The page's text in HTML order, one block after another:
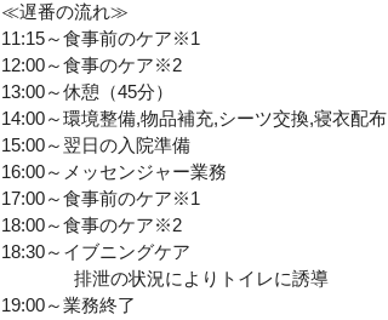
≪遅番の流れ≫
11:15～食事前のケア※1
12:00～食事のケア※2
13:00～休憩（45分）
14:00～環境整備,物品補充,シーツ交換,寝衣配布
15:00～翌日の入院準備
16:00～メッセンジャー業務
17:00～食事前のケア※1
18:00～食事のケア※2
18:30～イブニングケア
排泄の状況によりトイレに誘導
19:00～業務終了